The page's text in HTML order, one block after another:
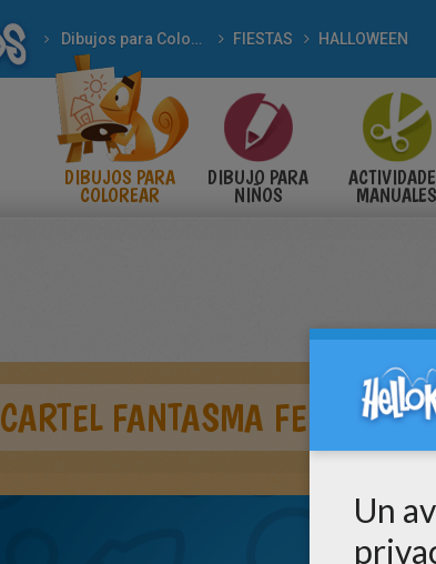
Dibujos para Colorear FIESTAS HALLOWEEN
DIBUJOS PARA
COLOREAR
DIBUJO PARA
NIÑOS MANUALES
CARTEL FANTASMA FELIZ